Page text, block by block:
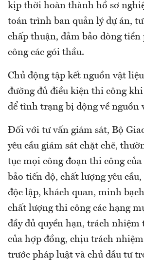
kịp thời hoàn thành hồ sơ
toán trình ban quản lý dự án,
chấp thuận, đảm bảo dòng
công các gói thầu.
Chủ động tập kết nguồn vật
đường đủ điều kiện thi công
để tình trạng bị động về nguồn
Đối với tư vấn giám sát, Bộ
yêu cầu giám sát chặt chẽ,
tục mọi công đoạn thi công
bảo tiến độ, chất lượng yêu
độc lập, khách quan, minh
chất lượng thi công các hạng
đầy đủ quyền hạn, trách nhiệm
của hợp đồng, chịu trách
trước pháp luật và chủ đầu tư